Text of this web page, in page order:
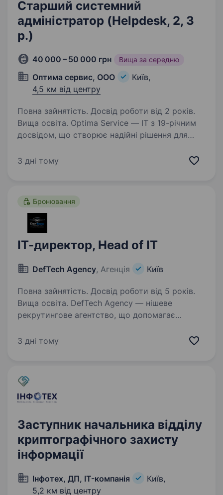
Старший системний
адміністратор (Helpdesk, 2, 3
р.)
40 000 – 50 000 грн Вища за середню
Оптима сервис, ООО
Київ,
4,5 км від центру
Повна зайнятість. Досвід роботи від 2 років.
Вища освіта. Optima Service — IT з 19-річним
досвідом, що створює надійні рішення для
компаній. Запрошуємо до співпраці
3 дні тому
Бронювання
ІТ-директор, Head of IT
DefTech Agency, Агенція Київ
Повна зайнятість. Досвід роботи від 5 років.
Вища освіта. DefTech Agency — нішеве
рекрутингове агентство, що допомагає
deeptech-технологій формувати сильні
3 дні тому
Заступник начальника відділу
криптографічного захисту
інформації
Інфотех, ДП, IT-компанія
Київ,
5,2 км від центру